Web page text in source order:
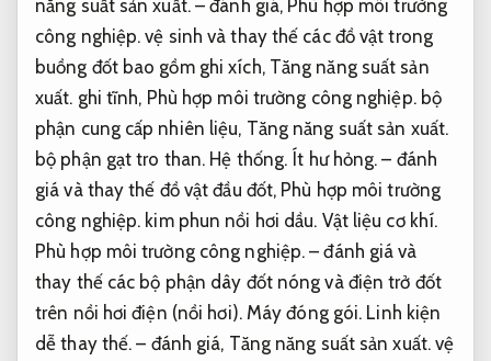
năng suất sản xuất.– đánh giá, Phù hợp môi trường
công nghiệp. vệ sinh và thay thế các đồ vật trong
buồng đốt bao gồm ghi xích, Tăng năng suất sản
xuất. ghi tĩnh, Phù hợp môi trường công nghiệp.bộ
phận cung cấp nhiên liệu, Tăng năng suất sản xuất.
bộ phận gạt tro than. Hệ thống. Ít hư hỏng. – đánh
giá và thay thế đồ vật đầu đốt, Phù hợp môi trường
công nghiệp. kim phun nồi hơi dầu. Vật liệu cơ khí.
Phù hợp môi trường công nghiệp. – đánh giá và
thay thế các bộ phận dây đốt nóng và điện trở đốt
trên nồi hơi điện (nồi hơi). Máy đóng gói. Linh kiện
dễ thay thế. – đánh giá, Tăng năng suất sản xuất.vệ